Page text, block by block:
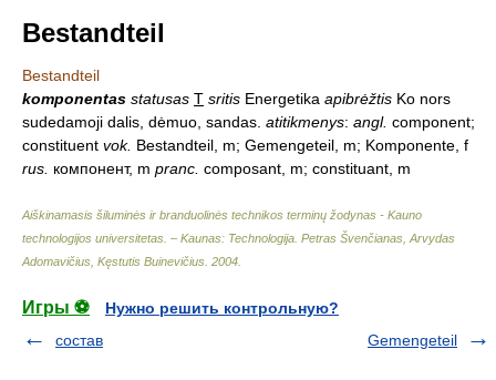
Bestandteil
Bestandteil
komponentas statusas T sritis Energetika apibrėžtis Ko nors
sudedamoji dalis, dėmuo, sandas. atitikmenys: angl. component;
constituent vok. Bestandteil, m; Gemengeteil, m; Komponente, f
rus. компонент, m pranc. composant, m; constituant, m
Aiškinamasis šiluminės ir branduolinės technikos terminų žodynas - Kauno
technologijos universitetas. – Kaunas: Technologija Petras Švenčianas, Arvydas
Adomavičius, Kęstutis Buinevičius 2004
Игры ⚽
Нужно решить контрольную?
состав
Gemengeteil